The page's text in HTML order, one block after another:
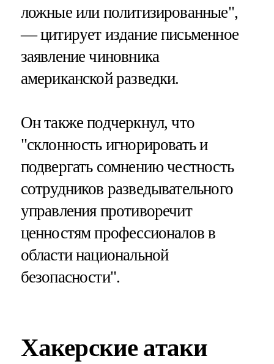
ложные или политизированные",
— цитирует издание письменное
заявление чиновника
американской разведки.
Он также подчеркнул, что
"склонность игнорировать и
подвергать сомнению честность
сотрудников разведывательного
управления противоречит
ценностям профессионалов в
области национальной
безопасности".
Хакерские атаки